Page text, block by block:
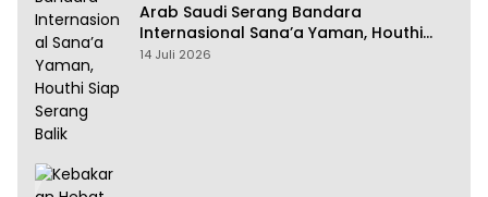
Arab Saudi Serang Bandara
Internasional Sana’a Yaman, Houthi
Siap Serang Balik
14 Juli 2026